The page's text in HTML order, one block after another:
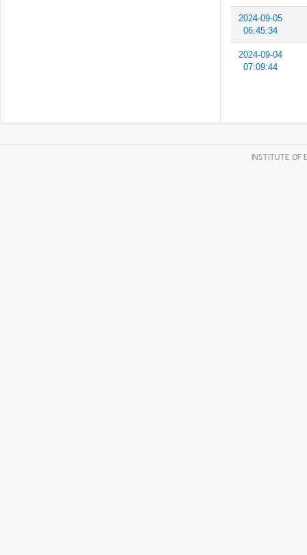
2024-09-05
06:45:34
2024-09-04
07:09:44
INSTITUTE OF